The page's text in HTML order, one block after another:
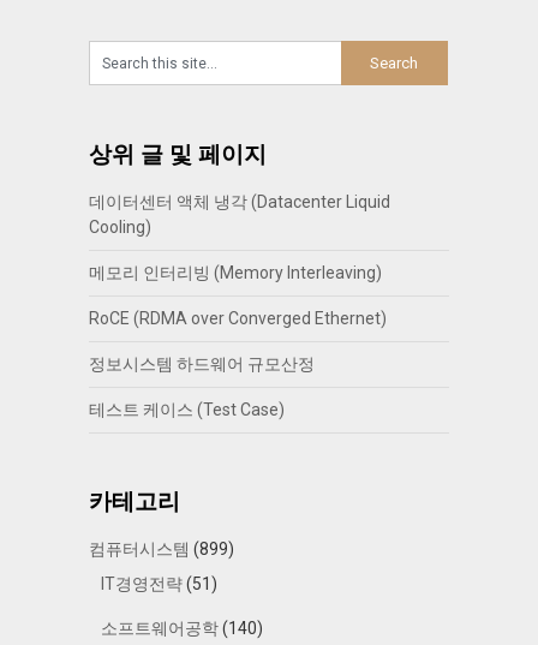
상위 글 및 페이지
데이터센터 액체 냉각 (Datacenter Liquid
Cooling)
메모리 인터리빙 (Memory Interleaving)
RoCE (RDMA over Converged Ethernet)
정보시스템 하드웨어 규모산정
테스트 케이스 (Test Case)
카테고리
컴퓨터시스템 (899)
IT경영전략(51)
소프트웨어공학(140)